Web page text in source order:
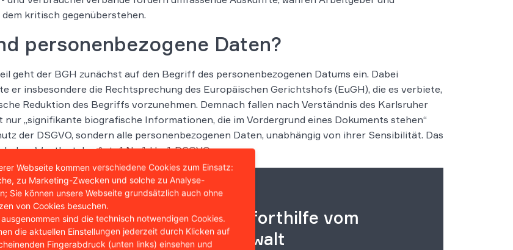
kritisch gegenüberstehen.
personenbezogene Daten?
geht der BGH zunächst auf den Begriff des personenbezogenen Datums ein. Dabei
er insbesondere die Rechtsprechung des Europäischen Gerichtshofs (EuGH), die es verbiete,
Reduktion des Begriffs vorzunehmen. Demnach fallen nach Verständnis des Karlsruher
„signifikante biografische Informationen, die im Vordergrund eines Dokuments stehen“
der DSGVO, sondern alle personenbezogenen Daten, unabhängig von ihrer Sensibilität. Das
dem Wortlaut desArt. 4 Nr. 1 Hs. 1 DSGVO.
Soforthilfe vom
Anwalt
Webseite kommen verschiedene Cookies zum Einsatz:
zu Marketing-Zwecken und solche zu Analyse-
Sie können unsere Webseite grundsätzlich auch ohne
von Cookies besuchen.
sind die technisch notwendigen Cookies.
die aktuellen Einstellungen jederzeit durch Klicken auf
Fingerabdruck (unten links) einsehen und